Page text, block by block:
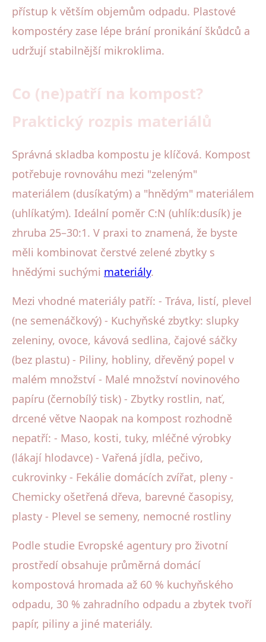
přístup k větším objemům odpadu. Plastové
kompostéry zase lépe brání pronikání škůdců a
udržují stabilnější mikroklima.
Co (ne)patří na kompost?
Praktický rozpis materiálů
Správná skladba kompostu je klíčová. Kompost
potřebuje rovnováhu mezi "zeleným"
materiálem (dusíkatým) a "hnědým" materiálem
(uhlíkatým). Ideální poměr C:N (uhlík:dusík) je
zhruba 25–30:1. V praxi to znamená, že byste
měli kombinovat čerstvé zelené zbytky s
hnědými suchými materiály.
Mezi vhodné materiály patří: - Tráva, listí, plevel
(ne semenáčkový) - Kuchyňské zbytky: slupky
zeleniny, ovoce, kávová sedlina, čajové sáčky
(bez plastu) - Piliny, hobliny, dřevěný popel v
malém množství - Malé množství novinového
papíru (černobílý tisk) - Zbytky rostlin, nať,
drcené větve Naopak na kompost rozhodně
nepatří: - Maso, kosti, tuky, mléčné výrobky
(lákají hlodavce) - Vařená jídla, pečivo,
cukrovinky - Fekálie domácích zvířat, pleny -
Chemicky ošetřená dřeva, barevné časopisy,
plasty - Plevel se semeny, nemocné rostliny
Podle studie Evropské agentury pro životní
prostředí obsahuje průměrná domácí
kompostová hromada až 60 % kuchyňského
odpadu, 30 % zahradního odpadu a zbytek tvoří
papír, piliny a jiné materiály.